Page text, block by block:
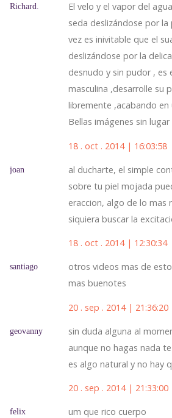
Richard.
El velo y el vapor del
seda deslizándose por la
vez es inivitable que el
deslizándose por la
desnudo y sin pudor , es
masculina ,desarrolle su
libremente ,acabando en
Bellas imágenes sin lugar
18 . oct . 2014 | 16:03:58
joan
al ducharte, el simple
sobre tu piel mojada
eraccion, algo de lo mas
siquiera buscar la
18 . oct . 2014 | 12:30:34
santiago
otros videos mas de
mas buenotes
20 . sep . 2014 | 21:36:20
geovanny
sin duda alguna al
aunque no hagas nada
es algo natural y no hay
20 . sep . 2014 | 21:33:00
felix um que rico cuerpo